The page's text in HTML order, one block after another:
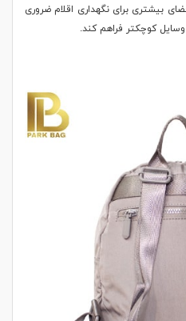
بیشتری برای نگهداری اقلام ضروری
کوچکتر فراهم کند.